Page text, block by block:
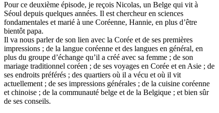
Pour ce deuxième épisode, je reçois Nicolas, un Belge qui vit à
Séoul depuis quelques années. Il est chercheur en sciences
fondamentales et marié à une Coréenne, Hannie, en plus d’être
bientôt papa.
Il va nous parler de son lien avec la Corée et de ses premières
impressions ; de la langue coréenne et des langues en général, en
plus du groupe d’échange qu’il a créé avec sa femme ; de son
mariage traditionnel coréen ; de ses voyages en Corée et en Asie ; de
ses endroits préférés ; des quartiers où il a vécu et où il vit
actuellement ; de ses impressions générales ; de la cuisine coréenne
et chinoise ; de la communauté belge et de la Belgique ; et bien sûr
de ses conseils.